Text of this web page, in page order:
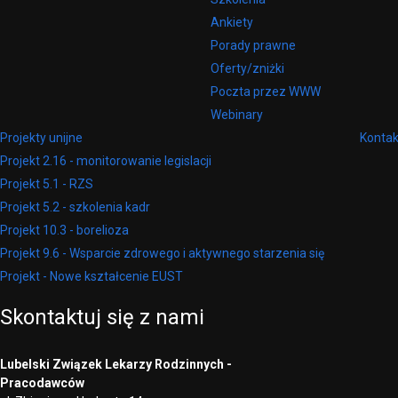
Ankiety
Porady prawne
Oferty/zniżki
Poczta przez WWW
Webinary
Projekty unijne
Projekt 2.16 - monitorowanie legislacji
Projekt 5.1 - RZS
Projekt 5.2 - szkolenia kadr
Projekt 10.3 - borelioza
Projekt 9.6 - Wsparcie zdrowego i aktywnego starzenia się
Projekt - Nowe kształcenie EUST
Skontaktuj się z nami
Lubelski Związek Lekarzy Rodzinnych -
Pracodawców